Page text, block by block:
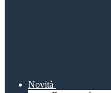
Novità